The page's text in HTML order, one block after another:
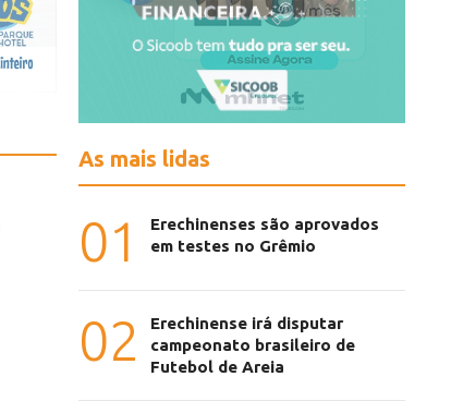
As mais lidas
01
Erechinenses são aprovados
em testes no Grêmio
02
Erechinense irá disputar
campeonato brasileiro de
Futebol de Areia